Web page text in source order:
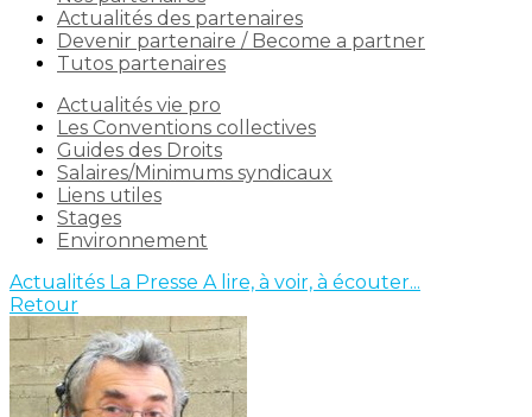
Actualités des partenaires
Devenir partenaire / Become a partner
Tutos partenaires
Actualités vie pro
Les Conventions collectives
Guides des Droits
Salaires/Minimums syndicaux
Liens utiles
Stages
Environnement
Actualités La Presse A lire, à voir, à écouter...
Retour